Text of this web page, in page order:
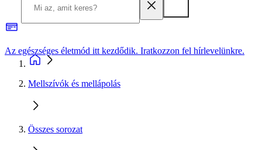
Az egészséges életmód itt kezdődik. Iratkozzon fel hírlevelünkre.
Mellszívók és mellápolás
Összes sorozat